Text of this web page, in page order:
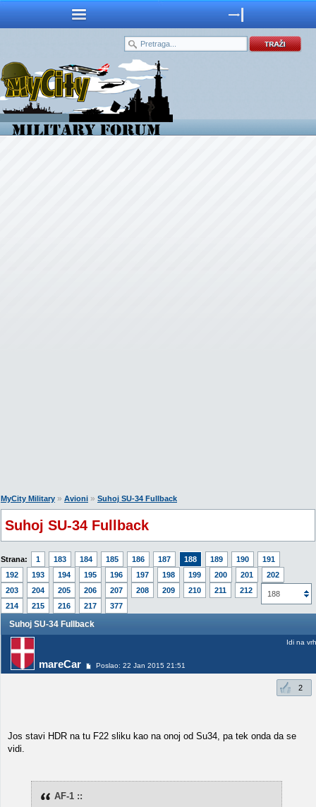
MyCity Military » Avioni » Suhoj SU-34 Fullback
Suhoj SU-34 Fullback
Strana: 1 183 184 185 186 187 188 189 190
191
192
193 194 195 196 197 198 199 200 201
202
203
204 205 206 207 208 209 210 211 212
213
214
215 216 217 377
188
Suhoj SU-34 Fullback
mareCar Poslao: 22 Jan 2015 21:51
Idi na vrh
2
Jos stavi HDR na tu F22 sliku kao na onoj od Su34, pa tek onda da se
vidi.
AF-1 ::